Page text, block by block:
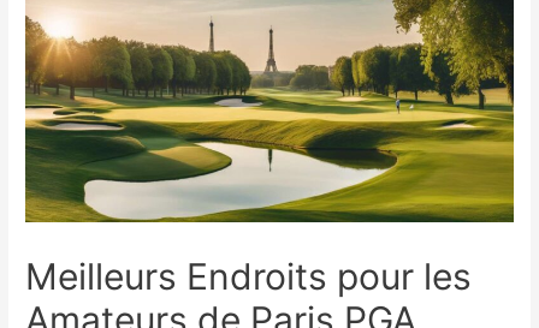
Meilleurs Endroits pour les